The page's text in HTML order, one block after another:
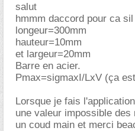
salut
hmmm daccord pour ca
longeur=300mm
hauteur=10mm
et largeur=20mm
Barre en acier.
Pmax=sigmaxI/LxV (ça
Lorsque je fais
une valeur impossible des
un coud main et merci